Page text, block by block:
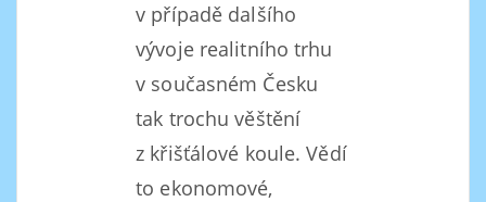
v případě dalšího
vývoje realitního trhu
v současném Česku
tak trochu věštění
z křišťálové koule. Vědí
to ekonomové,